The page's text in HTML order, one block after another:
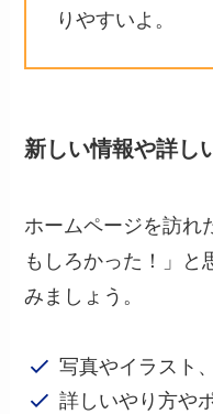
りやすいよ。
新しい情報や詳し
ホームページを訪れ
もしろかった！」と
みましょう。
写真やイラスト
詳しいやり方や